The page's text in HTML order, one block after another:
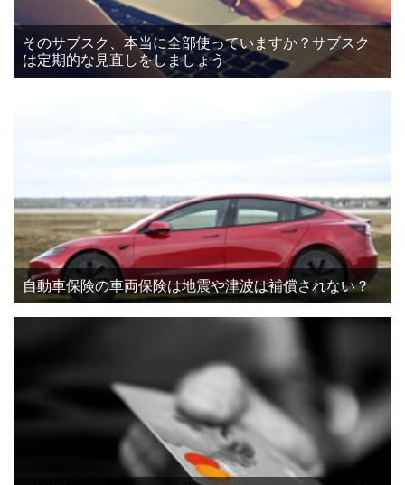
そのサブスク、本当に全部使っていますか？サブスク
は定期的な見直しをしましょう
自動車保険の車両保険は地震や津波は補償されない？